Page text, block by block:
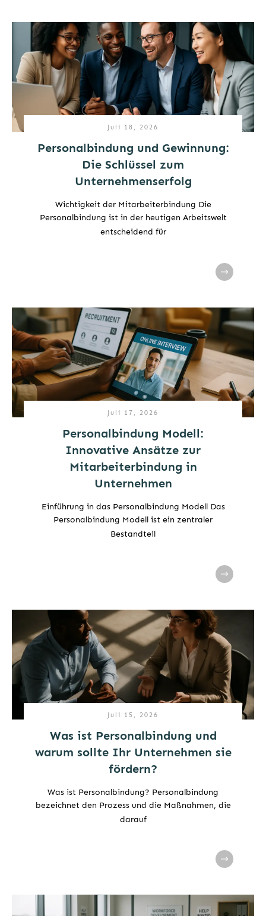
Juli 18, 2026
Personalbindung und Gewinnung:
Die Schlüssel zum
Unternehmenserfolg
Wichtigkeit der Mitarbeiterbindung Die
Personalbindung ist in der heutigen Arbeitswelt
entscheidend für
Juli 17, 2026
Personalbindung Modell:
Innovative Ansätze zur
Mitarbeiterbindung in
Unternehmen
Einführung in das Personalbindung Modell Das
Personalbindung Modell ist ein zentraler
Bestandteil
Juli 15, 2026
Was ist Personalbindung und
warum sollte Ihr Unternehmen sie
fördern?
Was ist Personalbindung? Personalbindung
bezeichnet den Prozess und die Maßnahmen, die
darauf